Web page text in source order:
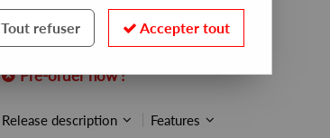
SYNCRO50
Pre-order now !
Release description Features
Tout refuser Accepter tout